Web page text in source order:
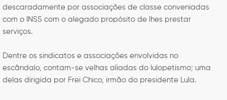
descaradamente por associações de classe conveniadas
com o INSS com o alegado propósito de lhes prestar
serviços.
Dentre os sindicatos e associações envolvidas no
escândalo, contam-se velhas aliadas do lulopetismo; uma
delas dirigida por Frei Chico, irmão do presidente Lula.